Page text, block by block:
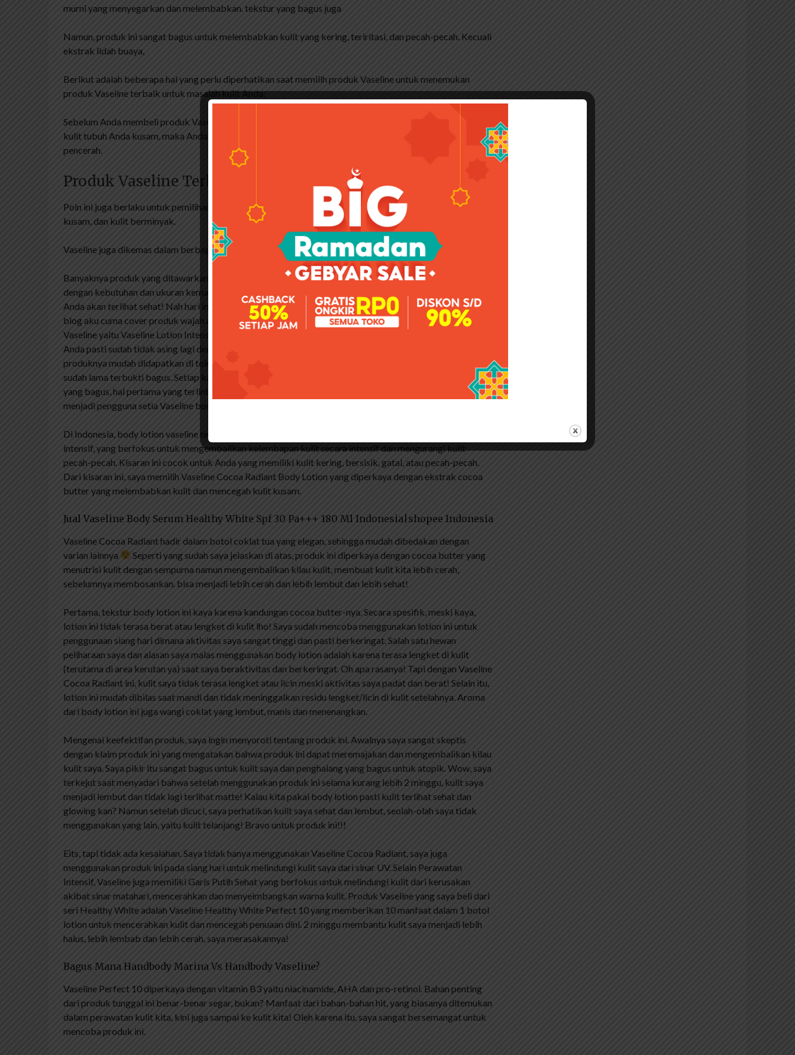
murni yang menyegarkan dan melembabkan. tekstur yang bagus juga
Namun, produk ini sangat bagus untuk melembabkan kulit yang kering, teriritasi, dan pecah-pecah. Kecuali
ekstrak lidah buaya,
Berikut adalah beberapa hal yang perlu diperhatikan saat memilih produk Vaseline untuk menemukan
produk Vaseline terbaik untuk masalah kulit Anda:
Sebelum Anda membeli produk Vaseline yang tepat, Anda harus mengatasi masalah kulit Anda. Misalnya
kulit tubuh Anda kusam, maka Anda harus mencari produk Vaseline yang mengandung bahan pencerah dan
pencerah.
Produk Vaseline Terbaik 2021
Poin ini juga berlaku untuk pemilihan sabun muka khusus pria yang memiliki masalah wajah seperti jerawat,
kusam, dan kulit berminyak.
Vaseline juga dikemas dalam berbagai ukuran seperti 7 gram, 50 ml dan 100 ml. Sebenarnya ada
Banyaknya produk yang ditawarkan tentu membuat Anda bingung, namun Anda bisa memilih sesuai
dengan kebutuhan dan ukuran kemasan. Dengan menggunakan produk yang tepat, kulit, rambut, dan bibir
Anda akan terlihat sehat! Nah hari ini aku mau review produk body care biar readers gak bosen karena
blog aku cuma cover produk wajah aja ya
Produk yang mau aku review kali ini adalah body lotion dari
Vaseline yaitu Vaseline Lotion Intensive Care Cocoa Radiant dan Vaseline Lotion Healthy Putih Sempurna!
Anda pasti sudah tidak asing lagi dengan merk ini karena Vaseline sudah lama ada di Indonesia dan
produknya mudah didapatkan di toko dan supermarket terdekat. Selain itu, kualitas Vaseline body lotion
sudah lama terbukti bagus. Setiap kali seseorang bertanya kepada saya tentang lotion tubuh merek apotek
yang bagus, hal pertama yang terlintas dalam pikiran adalah Vaseline! Ini bisa dimaklumi karena saya sudah
menjadi pengguna setia Vaseline body lotion sejak SMP hampir 10 tahun lalu.
Di Indonesia, body lotion vaseline terbagi menjadi 2 kategori utama. Kategori pertama adalah perawatan
intensif, yang berfokus untuk mengembalikan kelembapan kulit secara intensif dan mengurangi kulit
pecah-pecah. Kisaran ini cocok untuk Anda yang memiliki kulit kering, bersisik, gatal, atau pecah-pecah.
Dari kisaran ini, saya memilih Vaseline Cocoa Radiant Body Lotion yang diperkaya dengan ekstrak cocoa
butter yang melembabkan kulit dan mencegah kulit kusam.
Jual Vaseline Body Serum Healthy White Spf 30 Pa+++ 180 Ml Indonesia|shopee Indonesia
Vaseline Cocoa Radiant hadir dalam botol coklat tua yang elegan, sehingga mudah dibedakan dengan
varian lainnya
Seperti yang sudah saya jelaskan di atas, produk ini diperkaya dengan cocoa butter yang
menutrisi kulit dengan sempurna namun mengembalikan kilau kulit, membuat kulit kita lebih cerah,
sebelumnya membosankan. bisa menjadi lebih cerah dan lebih lembut dan lebih sehat!
Pertama, tekstur body lotion ini kaya karena kandungan cocoa butter-nya. Secara spesifik, meski kaya,
lotion ini tidak terasa berat atau lengket di kulit lho! Saya sudah mencoba menggunakan lotion ini untuk
penggunaan siang hari dimana aktivitas saya sangat tinggi dan pasti berkeringat. Salah satu hewan
peliharaan saya dan alasan saya malas menggunakan body lotion adalah karena terasa lengket di kulit
(terutama di area kerutan ya) saat saya beraktivitas dan berkeringat. Oh apa rasanya! Tapi dengan Vaseline
Cocoa Radiant ini, kulit saya tidak terasa lengket atau licin meski aktivitas saya padat dan berat! Selain itu,
lotion ini mudah dibilas saat mandi dan tidak meninggalkan residu lengket/licin di kulit setelahnya. Aroma
dari body lotion ini juga wangi coklat yang lembut, manis dan menenangkan.
Mengenai keefektifan produk, saya ingin menyoroti tentang produk ini. Awalnya saya sangat skeptis
dengan klaim produk ini yang mengatakan bahwa produk ini dapat meremajakan dan mengembalikan kilau
kulit saya. Saya pikir itu sangat bagus untuk kulit saya dan penghalang yang bagus untuk atopik. Wow, saya
terkejut saat menyadari bahwa setelah menggunakan produk ini selama kurang lebih 2 minggu, kulit saya
menjadi lembut dan tidak lagi terlihat matte! Kalau kita pakai body lotion pasti kulit terlihat sehat dan
glowing kan? Namun setelah dicuci, saya perhatikan kulit saya sehat dan lembut, seolah-olah saya tidak
menggunakan yang lain, yaitu kulit telanjang! Bravo untuk produk ini!!!
Eits, tapi tidak ada kesalahan. Saya tidak hanya menggunakan Vaseline Cocoa Radiant, saya juga
menggunakan produk ini pada siang hari untuk melindungi kulit saya dari sinar UV. Selain Perawatan
Intensif, Vaseline juga memiliki Garis Putih Sehat yang berfokus untuk melindungi kulit dari kerusakan
akibat sinar matahari, mencerahkan dan menyeimbangkan warna kulit. Produk Vaseline yang saya beli dari
seri Healthy White adalah Vaseline Healthy White Perfect 10 yang memberikan 10 manfaat dalam 1 botol
lotion untuk mencerahkan kulit dan mencegah penuaan dini. 2 minggu membantu kulit saya menjadi lebih
halus, lebih lembab dan lebih cerah, saya merasakannya!
Bagus Mana Handbody Marina Vs Handbody Vaseline?
Vaseline Perfect 10 diperkaya dengan vitamin B3 yaitu niacinamide, AHA dan pro-retinol. Bahan penting
dari produk tunggal ini benar-benar segar, bukan? Manfaat dari bahan-bahan hit, yang biasanya ditemukan
dalam perawatan kulit kita, kini juga sampai ke kulit kita! Oleh karena itu, saya sangat bersemangat untuk
mencoba produk ini.